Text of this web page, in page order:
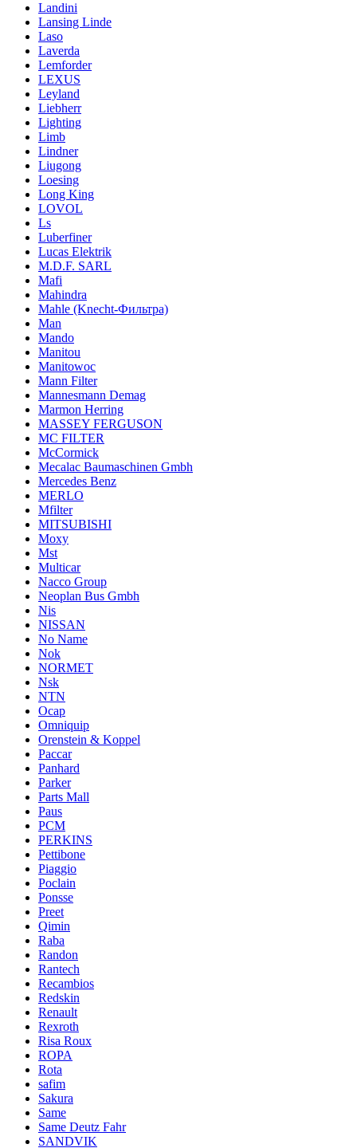
Landini
Lansing Linde
Laso
Laverda
Lemforder
LEXUS
Leyland
Liebherr
Lighting
Limb
Lindner
Liugong
Loesing
Long King
LOVOL
Ls
Luberfiner
Lucas Elektrik
M.D.F. SARL
Mafi
Mahindra
Mahle (Knecht-Фильтра)
Man
Mando
Manitou
Manitowoc
Mann Filter
Mannesmann Demag
Marmon Herring
MASSEY FERGUSON
MC FILTER
McCormick
Mecalac Baumaschinen Gmbh
Mercedes Benz
MERLO
Mfilter
MITSUBISHI
Moxy
Mst
Multicar
Nacco Group
Neoplan Bus Gmbh
Nis
NISSAN
No Name
Nok
NORMET
Nsk
NTN
Ocap
Omniquip
Orenstein & Koppel
Paccar
Panhard
Parker
Parts Mall
Paus
PCM
PERKINS
Pettibone
Piaggio
Poclain
Ponsse
Preet
Qimin
Raba
Randon
Rantech
Recambios
Redskin
Renault
Rexroth
Risa Roux
ROPA
Rota
safim
Sakura
Same
Same Deutz Fahr
SANDVIK